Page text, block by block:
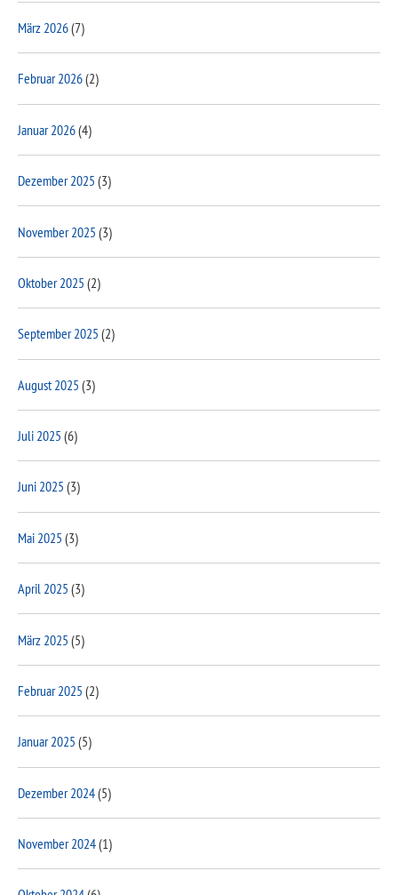
März 2026(7)
Februar 2026(2)
Januar 2026(4)
Dezember 2025 (3)
November 2025 (3)
Oktober 2025 (2)
September 2025 (2)
August 2025 (3)
Juli 2025 (6)
Juni 2025 (3)
Mai 2025 (3)
April 2025 (3)
März 2025 (5)
Februar 2025 (2)
Januar 2025 (5)
Dezember 2024(5)
November 2024(1)